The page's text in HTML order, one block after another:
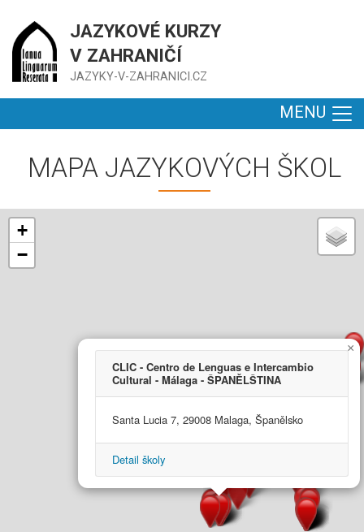
JAZYKOVÉ KURZY
V ZAHRANIČÍ
JAZYKY-V-ZAHRANICI.CZ
MENU
MAPA JAZYKOVÝCH ŠKOL
CLIC - Centro de Lenguas e Intercambio
Cultural - Málaga - ŠPANĚLŠTINA
Santa Lucia 7, 29008 Malaga, Španělsko
Detail školy
×
+
−